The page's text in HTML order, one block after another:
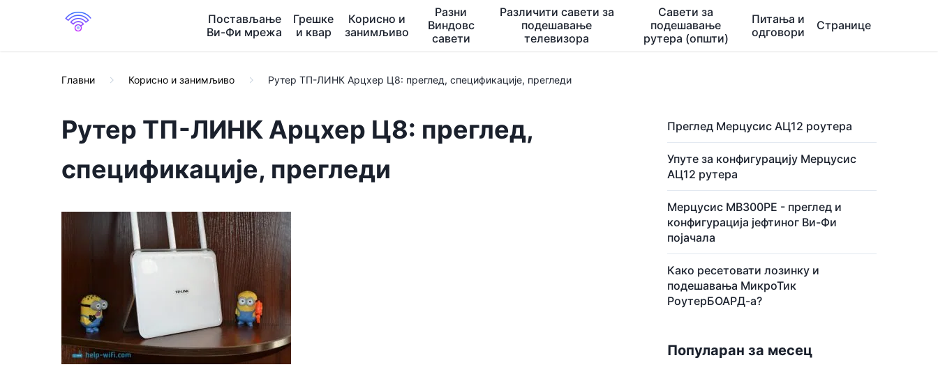
Постављање
Ви-Фи мрежа
Грешке
и квар
Корисно и
занимљиво
Разни
Виндовс
савети
Различити савети за
подешавање
телевизора
Савети за
подешавање
рутера (општи)
Питања и
одговори
Странице
Главни Корисно и занимљиво Рутер ТП-ЛИНК Арцхер Ц8: преглед, спецификације, прегледи
Рутер ТП-ЛИНК Арцхер Ц8: преглед,
спецификације, прегледи
Преглед Мерцусис АЦ12 роутера
Упуте за конфигурацију Мерцусис
АЦ12 рутера
Мерцусис МВ300РЕ - преглед и
конфигурација јефтиног Ви-Фи
појачала
Како ресетовати лозинку и
подешавања МикроТик
РоутерБОАРД-а?
Популаран за месец